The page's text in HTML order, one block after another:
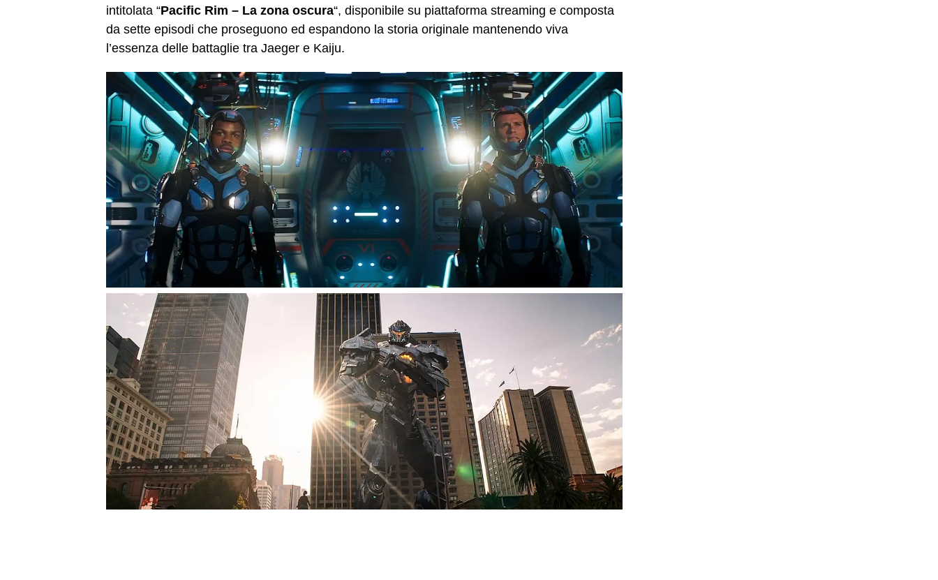
intitolata “Pacific Rim – La zona oscura“, disponibile su piattaforma streaming e composta
da sette episodi che proseguono ed espandono la storia originale mantenendo viva
l’essenza delle battaglie tra Jaeger e Kaiju.